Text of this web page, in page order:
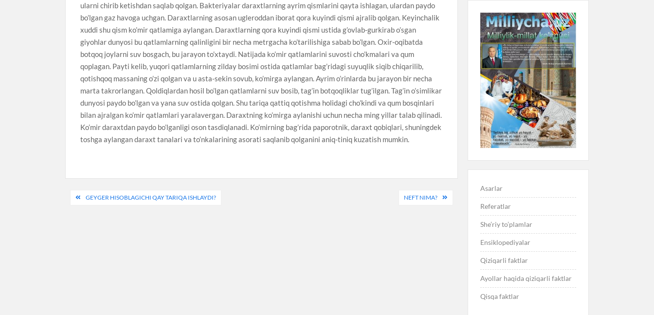
ularni chirib ketishdan saqlab qolgan. Bakteriyalar daraxtlarning ayrim qismlarini qayta ishlagan, ulardan paydo
bo’lgan gaz havoga uchgan. Daraxtlarning asosan ugleroddan iborat qora kuyindi qismi ajralib qolgan. Keyinchalik
xuddi shu qism ko’mir qatlamiga aylangan. Daraxtlarning qora kuyindi qismi ustida g’ovlab-gurkirab o’sgan
giyohlar dunyosi bu qatlamlarning qalinligini bir necha metrgacha ko’tarilishiga sabab bo’lgan. Oxir-oqibatda
botqoq joylarni suv bosgach, bu jarayon to’xtaydi. Natijada ko’mir qatlamlarini suvosti cho’kmalari va qum
qoplagan. Payti kelib, yuqori qatlamlarning zilday bosimi ostida qatlamlar bag’ridagi suyuqlik siqib chiqarilib,
qotishqoq massaning o’zi qolgan va u asta-sekin sovub, ko’mirga aylangan. Ayrim o’rinlarda bu jarayon bir necha
marta takrorlangan. Qoldiqlardan hosil bo’lgan qatlamlarni suv bosib, tag’in botqoqliklar tug’ilgan. Tag’in o’simlikar
dunyosi paydo bo’lgan va yana suv ostida qolgan. Shu tariqa qattiq qotishma holidagi cho’kindi va qum bosqinlari
bilan ajralgan ko’mir qatlamlari yaralavergan. Daraxtning ko’mirga aylanishi uchun necha ming yillar talab qilinadi.
Ko’mir daraxtdan paydo bo’lganligi oson tasdiqlanadi. Ko’mirning bag’rida paporotnik, daraxt qobiqlari, shuningdek
toshga aylangan daraxt tanalari va to’nkalarining asorati saqlanib qolganini aniq-tiniq kuzatish mumkin.
PostGEYGER HISOBLAGICHI QAY TARIQA ISHLAYDI? NEFT NIMA?
Asarlar
Referatlar
She’riy to’plamlar
Ensiklopediyalar
Qiziqarli faktlar
Ayollar haqida qiziqarli faktlar
Qisqa faktlar